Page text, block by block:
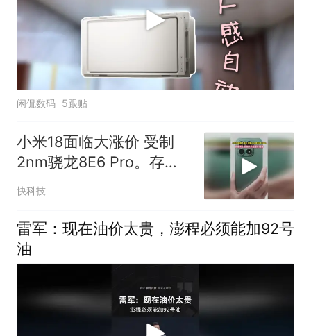
闲侃数码 5跟贴
小米18面临大涨价 受制
2nm骁龙8E6 Pro。存储
等上游物料大幅提价所致
快科技
雷军：现在油价太贵，澎程必须能加92号
油